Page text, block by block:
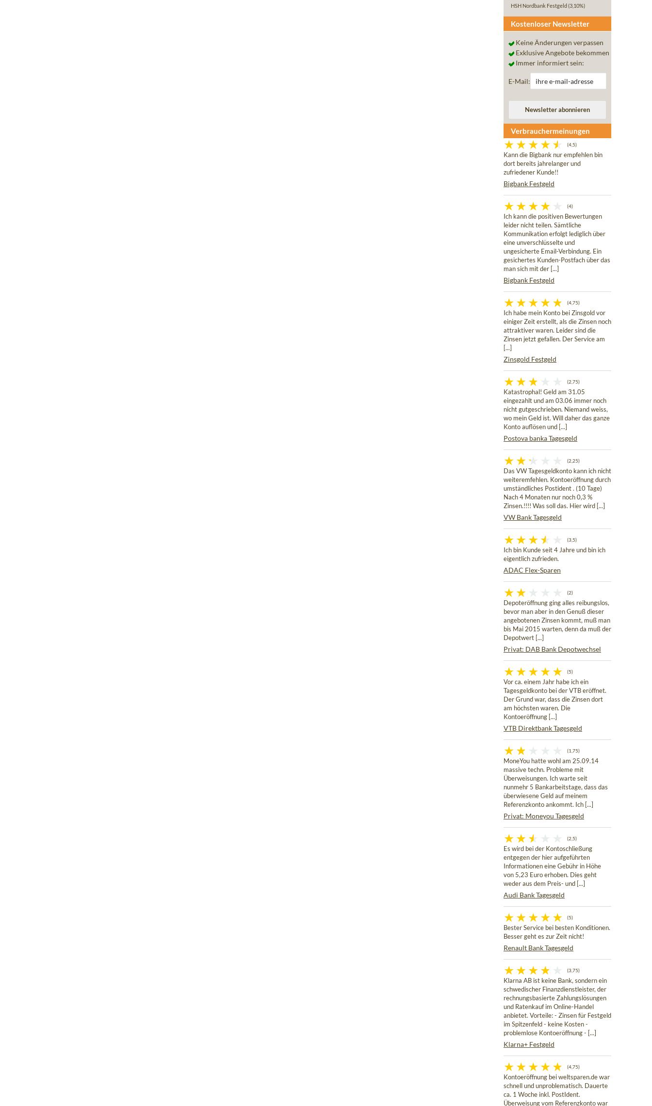
HSH Nordbank Festgeld (3,10%)
Kostenloser Newsletter
Keine Änderungen verpassen
Exklusive Angebote bekommen
Immer informiert sein:
E-Mail:
Verbrauchermeinungen
(4,5)
Kann die Bigbank nur empfehlen bin
dort bereits jahrelanger und
zufriedener Kunde!!
Bigbank Festgeld
(4)
Ich kann die positiven Bewertungen
leider nicht teilen. Sämtliche
Kommunikation erfolgt lediglich über
eine unverschlüsselte und
ungesicherte Email-Verbindung. Ein
gesichertes Kunden-Postfach über das
man sich mit der [...]
Bigbank Festgeld
(4,75)
Ich habe mein Konto bei Zinsgold vor
einiger Zeit erstellt, als die Zinsen noch
attraktiver waren. Leider sind die
Zinsen jetzt gefallen. Der Service am
[...]
Zinsgold Festgeld
(2,75)
Katastrophal! Geld am 31.05
eingezahlt und am 03.06 immer noch
nicht gutgeschrieben. Niemand weiss,
wo mein Geld ist. Will daher das ganze
Konto auflösen und [...]
Postova banka Tagesgeld
(2,25)
Das VW Tagesgeldkonto kann ich nicht
weiteremfehlen. Kontoeröffnung durch
umständliches Postident . (10 Tage)
Nach 4 Monaten nur noch 0,3 %
Zinsen.!!!! Was soll das. Hier wird [...]
VW Bank Tagesgeld
(3,5)
Ich bin Kunde seit 4 Jahre und bin ich
eigentlich zufrieden.
ADAC Flex-Sparen
(2)
Depoteröffnung ging alles reibungslos,
bevor man aber in den Genuß dieser
angebotenen Zinsen kommt, muß man
bis Mai 2015 warten, denn da muß der
Depotwert [...]
Privat: DAB Bank Depotwechsel
(5)
Vor ca. einem Jahr habe ich ein
Tagesgeldkonto bei der VTB eröffnet.
Der Grund war, dass die Zinsen dort
am höchsten waren. Die
Kontoeröffnung [...]
VTB Direktbank Tagesgeld
(1,75)
MoneYou hatte wohl am 25.09.14
massive techn. Probleme mit
Überweisungen. Ich warte seit
nunmehr 5 Bankarbeitstage, dass das
überwiesene Geld auf meinem
Referenzkonto ankommt. Ich [...]
Privat: Moneyou Tagesgeld
(2,5)
Es wird bei der Kontoschließung
entgegen der hier aufgeführten
Informationen eine Gebühr in Höhe
von 5,23 Euro erhoben. Dies geht
weder aus dem Preis- und [...]
Audi Bank Tagesgeld
(5)
Bester Service bei besten Konditionen.
Besser geht es zur Zeit nicht!
Renault Bank Tagesgeld
(3,75)
Klarna AB ist keine Bank, sondern ein
schwedischer Finanzdienstleister, der
rechnungsbasierte Zahlungslösungen
und Ratenkauf im Online-Handel
anbietet. Vorteile: - Zinsen für Festgeld
im Spitzenfeld - keine Kosten -
problemlose Kontoeröffnung - [...]
Klarna+ Festgeld
(4,75)
Kontoeröffnung bei weltsparen.de war
schnell und unproblematisch. Dauerte
ca. 1 Woche inkl. PostIdent.
Überweisung vom Referenzkonto war